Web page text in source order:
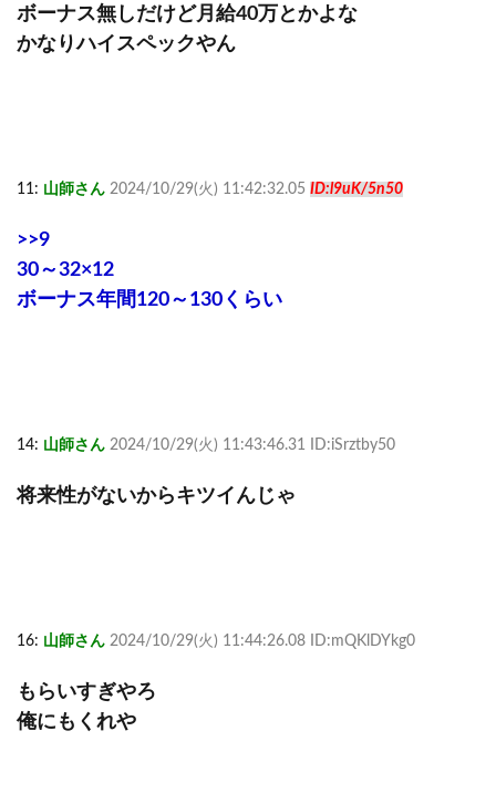
ボーナス無しだけど月給40万とかよな
かなりハイスペックやん
11: 山師さん 2024/10/29(火) 11:42:32.05 ID:l9uK/5n50
>>9
30～32×12
ボーナス年間120～130くらい
14: 山師さん 2024/10/29(火) 11:43:46.31 ID:iSrztby50
将来性がないからキツイんじゃ
16: 山師さん 2024/10/29(火) 11:44:26.08 ID:mQKlDYkg0
もらいすぎやろ
俺にもくれや